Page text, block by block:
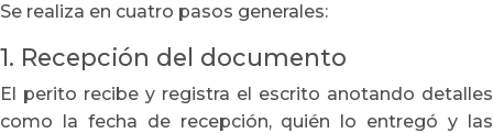
Se realiza en cuatro pasos generales:
1. Recepción del documento
El perito recibe y registra el escrito anotando detalles
como la fecha de recepción, quién lo entregó y las